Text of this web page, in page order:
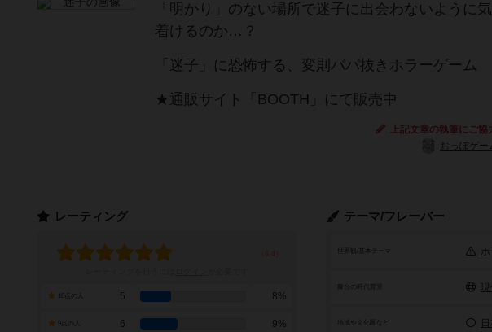
「明かり」のない場所で迷子に出会わないように
着けるのか…？
「迷子」に恐怖する、変則ババ抜きホラーゲーム
★通販サイト「BOOTH」にて販売中
上記文章の執筆にご
おっぽゲー
テーマ/フレーバー
世界観/基本テーマ
舞台の時代背景
地域や文化圏など
レーティング
5 8%
6 9%